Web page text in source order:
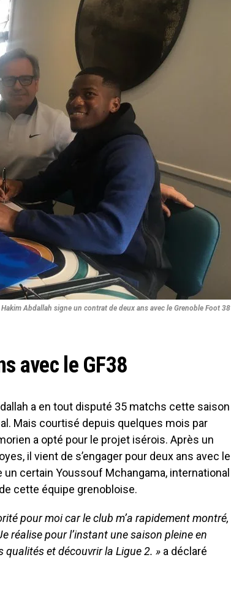
Abdallah signe un contrat de deux ans avec le Grenoble Foot 38
avec le GF38
a en tout disputé 35 matchs cette saison
Mais courtisé depuis quelques mois par
a opté pour le projet isérois. Après un
il vient de s’engager pour deux ans avec le
un certain Youssouf Mchangama, international
cette équipe grenobloise.
pour moi car le club m’a rapidement montré,
réalise pour l’instant une saison pleine en
qualités et découvrir la Ligue 2. » a déclaré